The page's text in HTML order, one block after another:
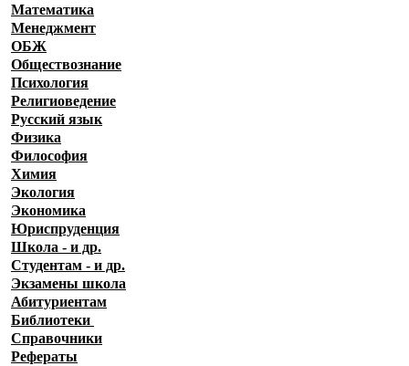
Математика
Менеджмент
ОБЖ
Обществознание
Психология
Религиоведение
Русский язык
Физика
Философия
Химия
Экология
Экономика
Юриспруденция
Школа - и др.
Студентам - и др.
Экзамены школа
Абитуриентам
Библиотеки
Справочники
Рефераты